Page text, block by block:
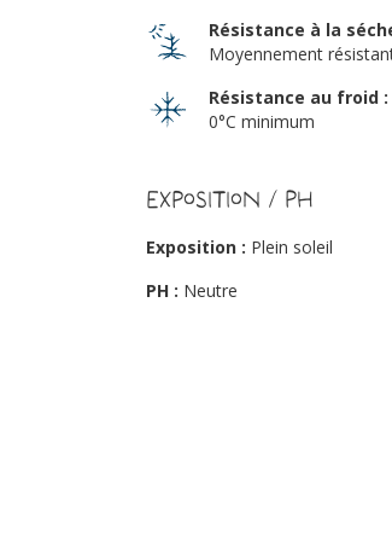
Résistance à la
Moyennement
Résistance au froid :
0°C minimum
Exposition / PH
Exposition : Plein soleil
PH : Neutre